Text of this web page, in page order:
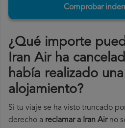
Comprobar
¿Qué importe
Iran Air ha
había realizado
alojamiento?
Si tu viaje se ha visto truncado
derecho a reclamar a Iran Airno